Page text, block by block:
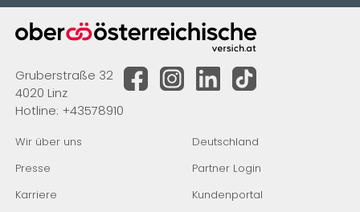
Gruberstraße 32
4020 Linz
Hotline: +43578910
Wir über uns
Presse
Karriere
Deutschland
Partner Login
Kundenportal